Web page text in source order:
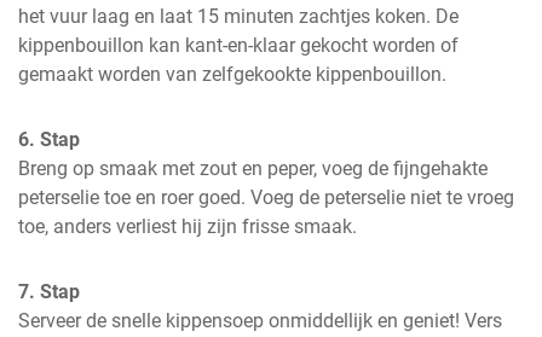
het vuur laag en laat 15 minuten zachtjes koken. De
kippenbouillon kan kant-en-klaar gekocht worden of
gemaakt worden van zelfgekookte kippenbouillon.
6. Stap
Breng op smaak met zout en peper, voeg de fijngehakte
peterselie toe en roer goed. Voeg de peterselie niet te vroeg
toe, anders verliest hij zijn frisse smaak.
7. Stap
Serveer de snelle kippensoep onmiddellijk en geniet! Vers